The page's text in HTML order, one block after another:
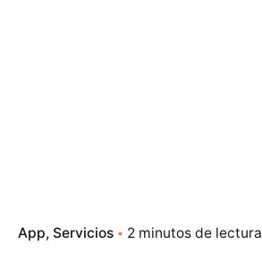
App Servicios 2 minutos de lectura